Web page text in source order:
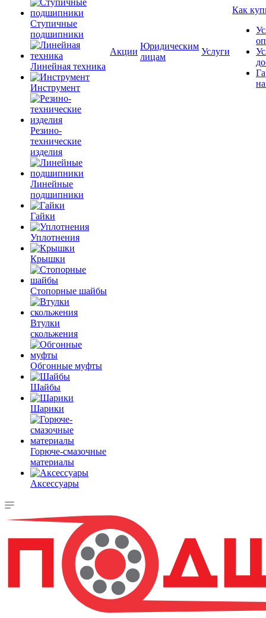
Ступичные
подшипники
Линейная техника
Инструмент
Резино-
технические
изделия
Линейные
подшипники
Гайки
Уплотнения
Крышки
Стопорные шайбы
Втулки
скольжения
Обгонные муфты
Шайбы
Шарики
Горюче-смазочные
материалы
Аксессуары
Акции
Юридическим
лицам
Услуги
Как